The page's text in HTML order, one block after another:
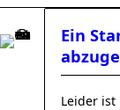
Ein
Leider